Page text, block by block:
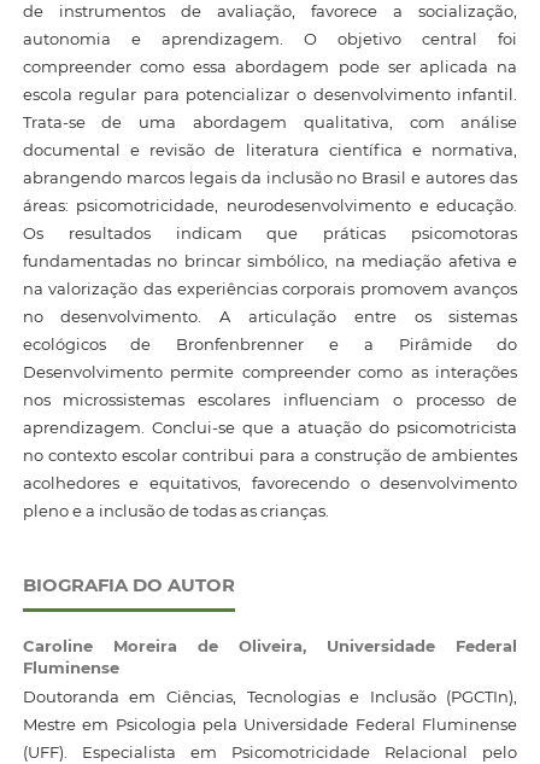
de instrumentos de avaliação, favorece a socialização,
autonomia e aprendizagem. O objetivo central foi
compreender como essa abordagem pode ser aplicada na
escola regular para potencializar o desenvolvimento infantil.
Trata-se de uma abordagem qualitativa, com análise
documental e revisão de literatura científica e normativa,
abrangendo marcos legais da inclusão no Brasil e autores das
áreas: psicomotricidade, neurodesenvolvimento e educação.
Os resultados indicam que práticas psicomotoras
fundamentadas no brincar simbólico, na mediação afetiva e
na valorização das experiências corporais promovem avanços
no desenvolvimento. A articulação entre os sistemas
ecológicos de Bronfenbrenner e a Pirâmide do
Desenvolvimento permite compreender como as interações
nos microssistemas escolares influenciam o processo de
aprendizagem. Conclui-se que a atuação do psicomotricista
no contexto escolar contribui para a construção de ambientes
acolhedores e equitativos, favorecendo o desenvolvimento
pleno e a inclusão de todas as crianças.
BIOGRAFIA DO AUTOR
Caroline Moreira de Oliveira, Universidade Federal
Fluminense
Doutoranda em Ciências, Tecnologias e Inclusão (PGCTIn),
Mestre em Psicologia pela Universidade Federal Fluminense
(UFF). Especialista em Psicomotricidade Relacional pelo